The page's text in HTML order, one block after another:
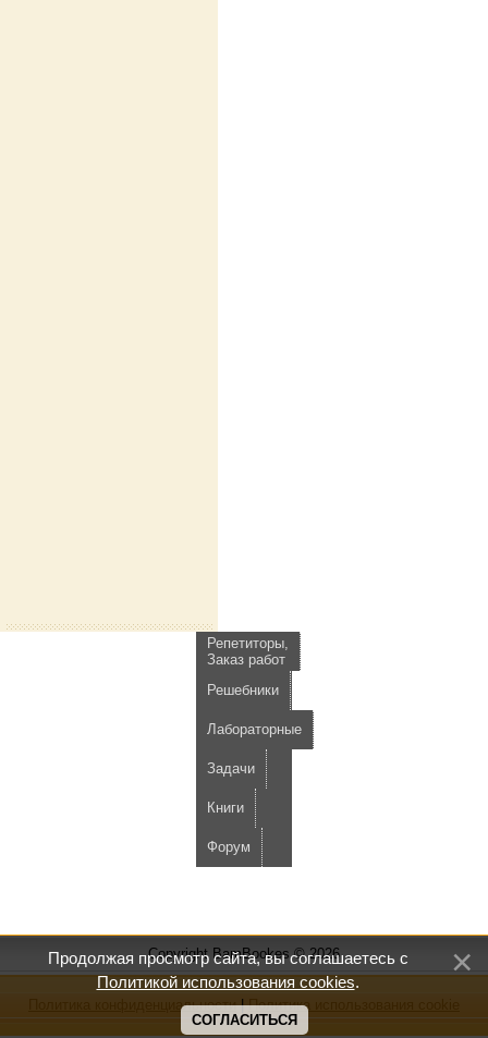
Репетиторы,
Заказ работ
Решебники
Лабораторные
Задачи
Книги
Форум
Copyright BamBookes © 2026
Политика конфиденциальности|Политика использования cookie
Продолжая просмотр сайта, вы соглашаетесь с
Политикой использования cookies.
СОГЛАСИТЬСЯ